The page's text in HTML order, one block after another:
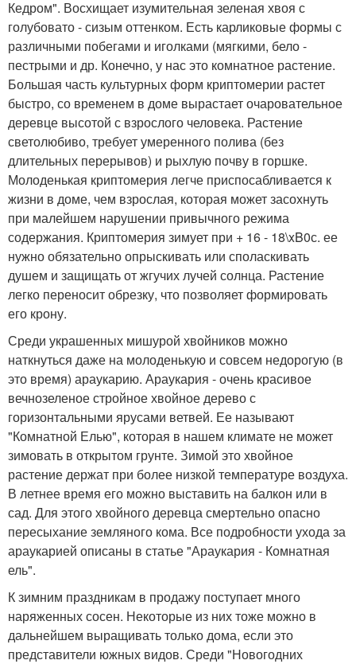
Кедром". Восхищает изумительная зеленая хвоя с
голубовато - сизым оттенком. Есть карликовые формы с
различными побегами и иголками (мягкими, бело -
пестрыми и др. Конечно, у нас это комнатное растение.
Большая часть культурных форм криптомерии растет
быстро, со временем в доме вырастает очаровательное
деревце высотой с взрослого человека. Растение
светолюбиво, требует умеренного полива (без
длительных перерывов) и рыхлую почву в горшке.
Молоденькая криптомерия легче приспосабливается к
жизни в доме, чем взрослая, которая может засохнуть
при малейшем нарушении привычного режима
содержания. Криптомерия зимует при + 16 - 18\xB0с. ее
нужно обязательно опрыскивать или споласкивать
душем и защищать от жгучих лучей солнца. Растение
легко переносит обрезку, что позволяет формировать
его крону.
Среди украшенных мишурой хвойников можно
наткнуться даже на молоденькую и совсем недорогую (в
это время) араукарию. Араукария - очень красивое
вечнозеленое стройное хвойное дерево с
горизонтальными ярусами ветвей. Ее называют
"Комнатной Елью", которая в нашем климате не может
зимовать в открытом грунте. Зимой это хвойное
растение держат при более низкой температуре воздуха.
В летнее время его можно выставить на балкон или в
сад. Для этого хвойного деревца смертельно опасно
пересыхание земляного кома. Все подробности ухода за
араукарией описаны в статье "Араукария - Комнатная
ель".
К зимним праздникам в продажу поступает много
наряженных сосен. Некоторые из них тоже можно в
дальнейшем выращивать только дома, если это
представители южных видов. Среди "Новогодних